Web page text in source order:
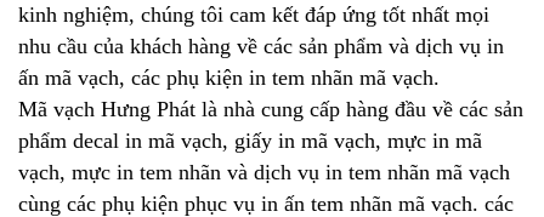
kinh nghiệm, chúng tôi cam kết đáp ứng tốt nhất mọi
nhu cầu của khách hàng về các sản phẩm và dịch vụ in
ấn mã vạch, các phụ kiện in tem nhãn mã vạch.
Mã vạch Hưng Phát là nhà cung cấp hàng đầu về các sản
phẩm decal in mã vạch, giấy in mã vạch, mực in mã
vạch, mực in tem nhãn và dịch vụ in tem nhãn mã vạch
cùng các phụ kiện phục vụ in ấn tem nhãn mã vạch. các